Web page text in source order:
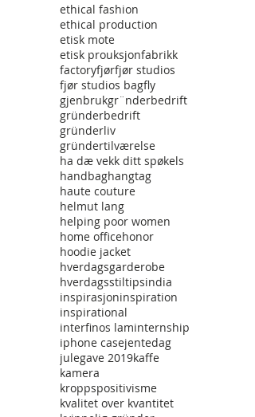
ethical fashion
ethical production
etisk mote
etisk prouksjonfabrikk
factoryfjørfjør studios
fjør studios bagfly
gjenbrukgr¨nderbedrift
gründerbedrift
gründerliv
gründertilværelse
ha dæ vekk ditt spøkels
handbaghangtag
haute couture
helmut lang
helping poor women
home officehonor
hoodie jacket
hverdagsgarderobe
hverdagsstiltipsindia
inspirasjoninspiration
inspirational
interfinos laminternship
iphone casejentedag
julegave 2019kaffe
kamera
kroppspositivisme
kvalitet over kvantitet